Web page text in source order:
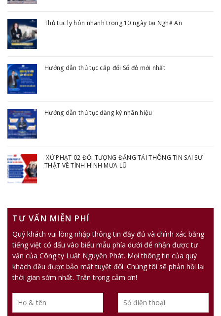
Thủ tục ly hôn nhanh trong 10 ngày tại Nghệ An
Hướng dẫn thủ tục cấp đổi Sổ đỏ mới nhất
Hướng dẫn thủ tục đăng ký nhãn hiệu
XỬ PHẠT 02 ĐỐI TƯỢNG ĐĂNG TẢI THÔNG TIN SAI SỰ
THẬT VỀ TÌNH HÌNH MƯA LŨ
TƯ VẤN MIỄN PHÍ
Quý khách vui lòng nhập thông tin đầy đủ và chính xác bằng
tiếng việt có dấu vào biểu mẫu phía dưới để nhận được tư
vấn của Công ty Luật Nguyên Phát. Mọi thông tin của quý
khách đều được bảo mật tuyệt đối. Chúng tôi sẽ phản hồi lại
thời gian sớm nhất. Trân trọng cảm ơn!